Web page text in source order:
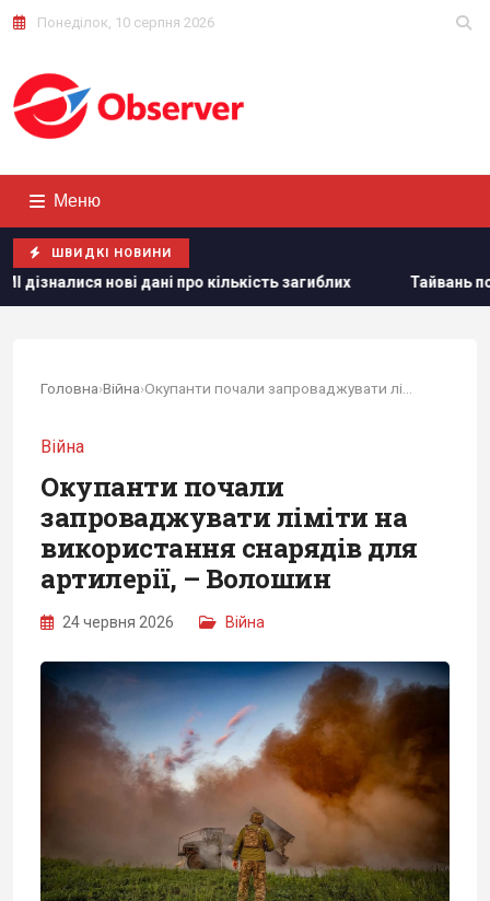
Понеділок, 10 серпня 2026
Меню
ШВИДКІ НОВИНИ
кількість загиблих Тайвань показав під час
Головна›Війна›
Війна
Окупанти почали
запроваджувати ліміти на
використання снарядів для
артилерії, – Волошин
24 червня 2026 Війна